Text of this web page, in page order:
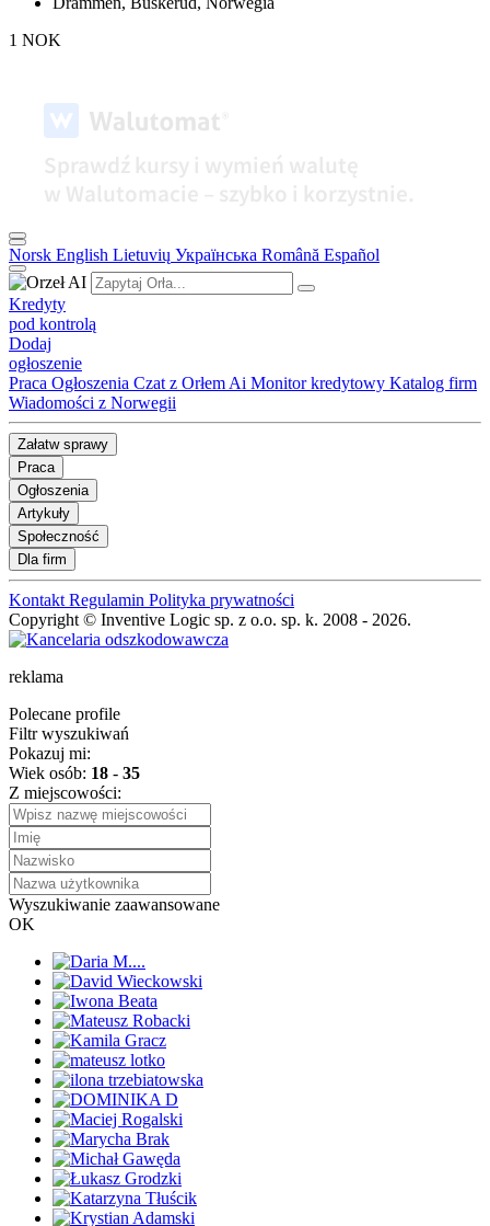
1 NOK
Norsk English Lietuvių Українська Română Español
Kredyty
pod kontrolą
Dodaj
ogłoszenie
Praca Ogłoszenia Czat z Orłem Ai Monitor kredytowy Katalog firm
Wiadomości z Norwegii
Załatw sprawy
Praca
Ogłoszenia
Artykuły
Społeczność
Dla firm
Kontakt Regulamin Polityka prywatności
Copyright © Inventive Logic sp. z o.o. sp. k. 2008 - 2026.
reklama
Polecane profile
Filtr wyszukiwań
Pokazuj mi:
Wiek osób: 18 - 35
Z miejscowości:
Wyszukiwanie zaawansowane
OK